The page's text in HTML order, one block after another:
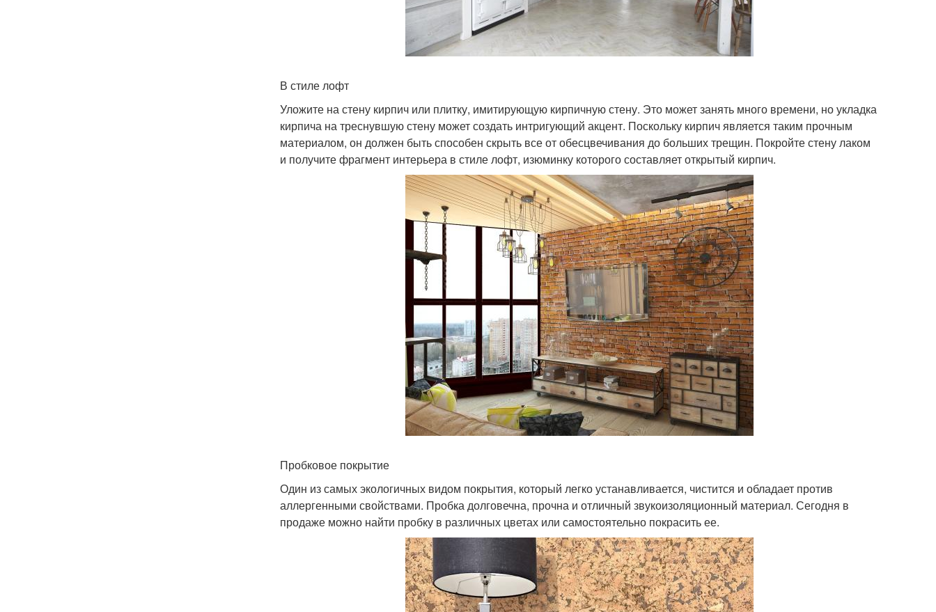
В стиле лофт
Уложите на стену кирпич или плитку, имитирующую кирпичную стену. Это может занять много времени, но укладка
кирпича на треснувшую стену может создать интригующий акцент. Поскольку кирпич является таким прочным
материалом, он должен быть способен скрыть все от обесцвечивания до больших трещин. Покройте стену лаком
и получите фрагмент интерьера в стиле лофт, изюминку которого составляет открытый кирпич.
Пробковое покрытие
Один из самых экологичных видом покрытия, который легко устанавливается, чистится и обладает против
аллергенными свойствами. Пробка долговечна, прочна и отличный звукоизоляционный материал. Сегодня в
продаже можно найти пробку в различных цветах или самостоятельно покрасить ее.